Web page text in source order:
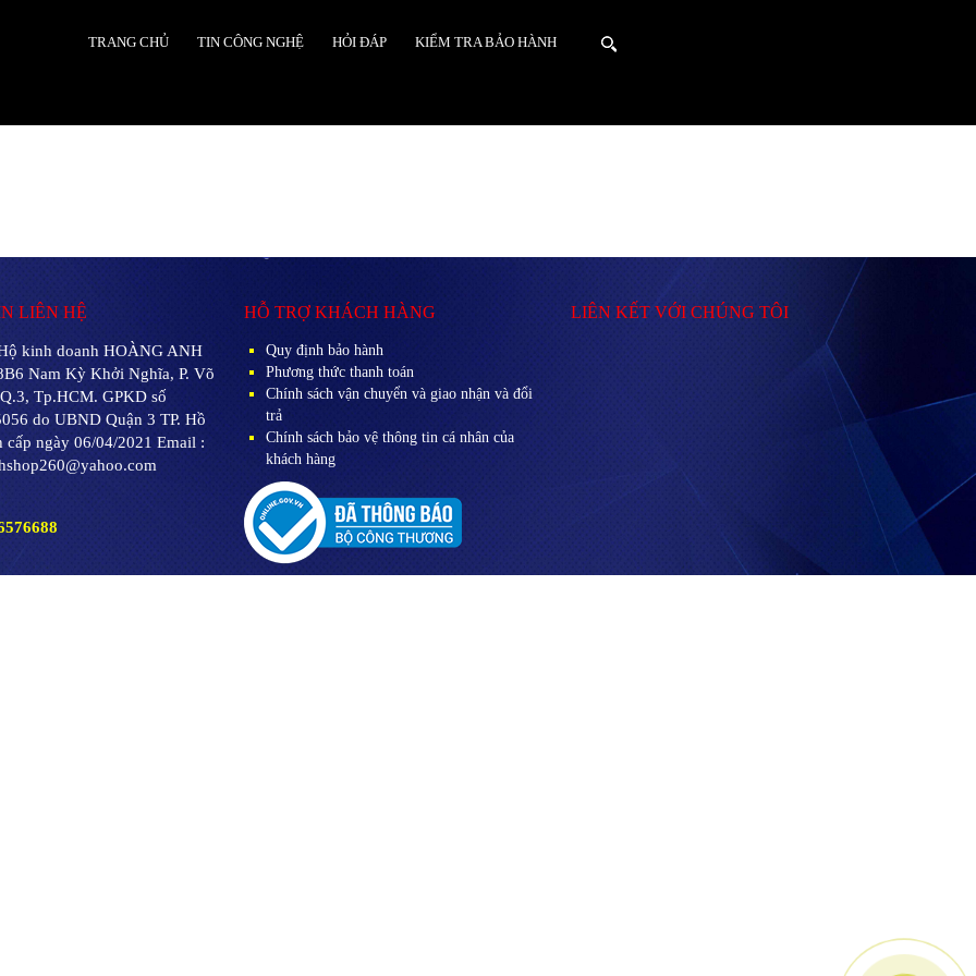
TRANG CHỦ TIN CÔNG NGHỆ HỎI ĐÁP KIỂM TRA BẢO HÀNH
LIÊN HỆ
kinh doanh HOÀNG ANH
Nam Kỳ Khởi Nghĩa, P. Võ
Tp.HCM. GPKD số
do UBND Quận 3 TP. Hồ
cấp ngày 06/04/2021 Email :
HỖ TRỢ KHÁCH HÀNG
Quy định bảo hành
Phương thức thanh toán
Chính sách vận chuyển và giao nhận và đổi
trả
Chính sách bảo vệ thông tin cá nhân của
khách hàng
LIÊN KẾT VỚI CHÚNG TÔI